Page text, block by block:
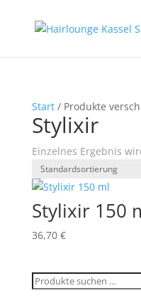
Start/ Produkte
Stylixir
Einzelnes Ergebnis
Stylixir 150
36,70 €
Suchen